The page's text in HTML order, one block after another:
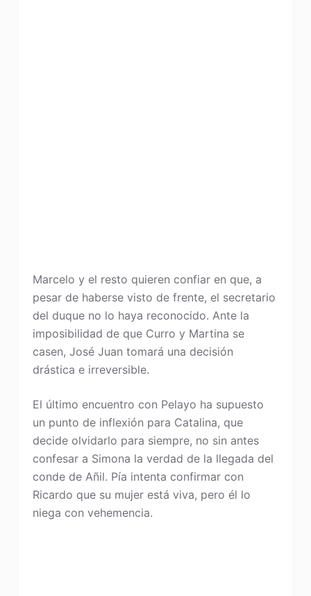
Marcelo y el resto quieren confiar en que, a
pesar de haberse visto de frente, el secretario
del duque no lo haya reconocido. Ante la
imposibilidad de que Curro y Martina se
casen, José Juan tomará una decisión
drástica e irreversible.
El último encuentro con Pelayo ha supuesto
un punto de inflexión para Catalina, que
decide olvidarlo para siempre, no sin antes
confesar a Simona la verdad de la llegada del
conde de Añil. Pía intenta confirmar con
Ricardo que su mujer está viva, pero él lo
niega con vehemencia.